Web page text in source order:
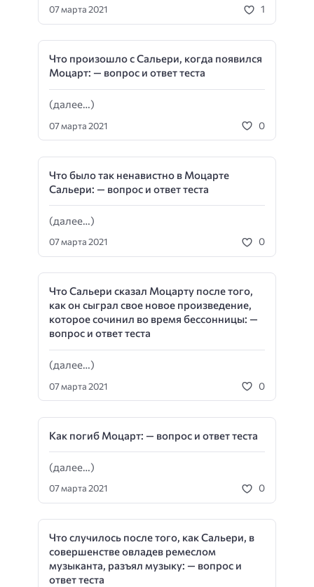
07 марта 2021 1
Что произошло с Сальери, когда появился
Моцарт: — вопрос и ответ теста
(далее…)
07 марта 2021 0
Что было так ненавистно в Моцарте
Сальери: — вопрос и ответ теста
(далее…)
07 марта 2021 0
Что Сальери сказал Моцарту после того,
как он сыграл свое новое произведение,
которое сочинил во время бессонницы: —
вопрос и ответ теста
(далее…)
07 марта 2021 0
Как погиб Моцарт: — вопрос и ответ теста
(далее…)
07 марта 2021 0
Что случилось после того, как Сальери, в
совершенстве овладев ремеслом
музыканта, разъял музыку: — вопрос и
ответ теста